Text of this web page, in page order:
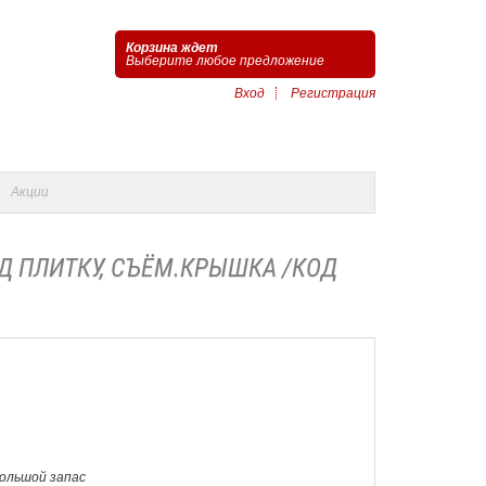
Корзина ждет
Выберите любое предложение
Вход Регистрация
Акции
ПЛИТКУ, СЪЁМ.КРЫШКА /КОД
запас